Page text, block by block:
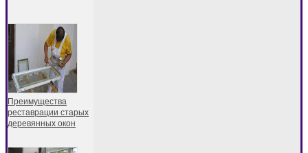
Преимущества
реставрации старых
деревянных окон